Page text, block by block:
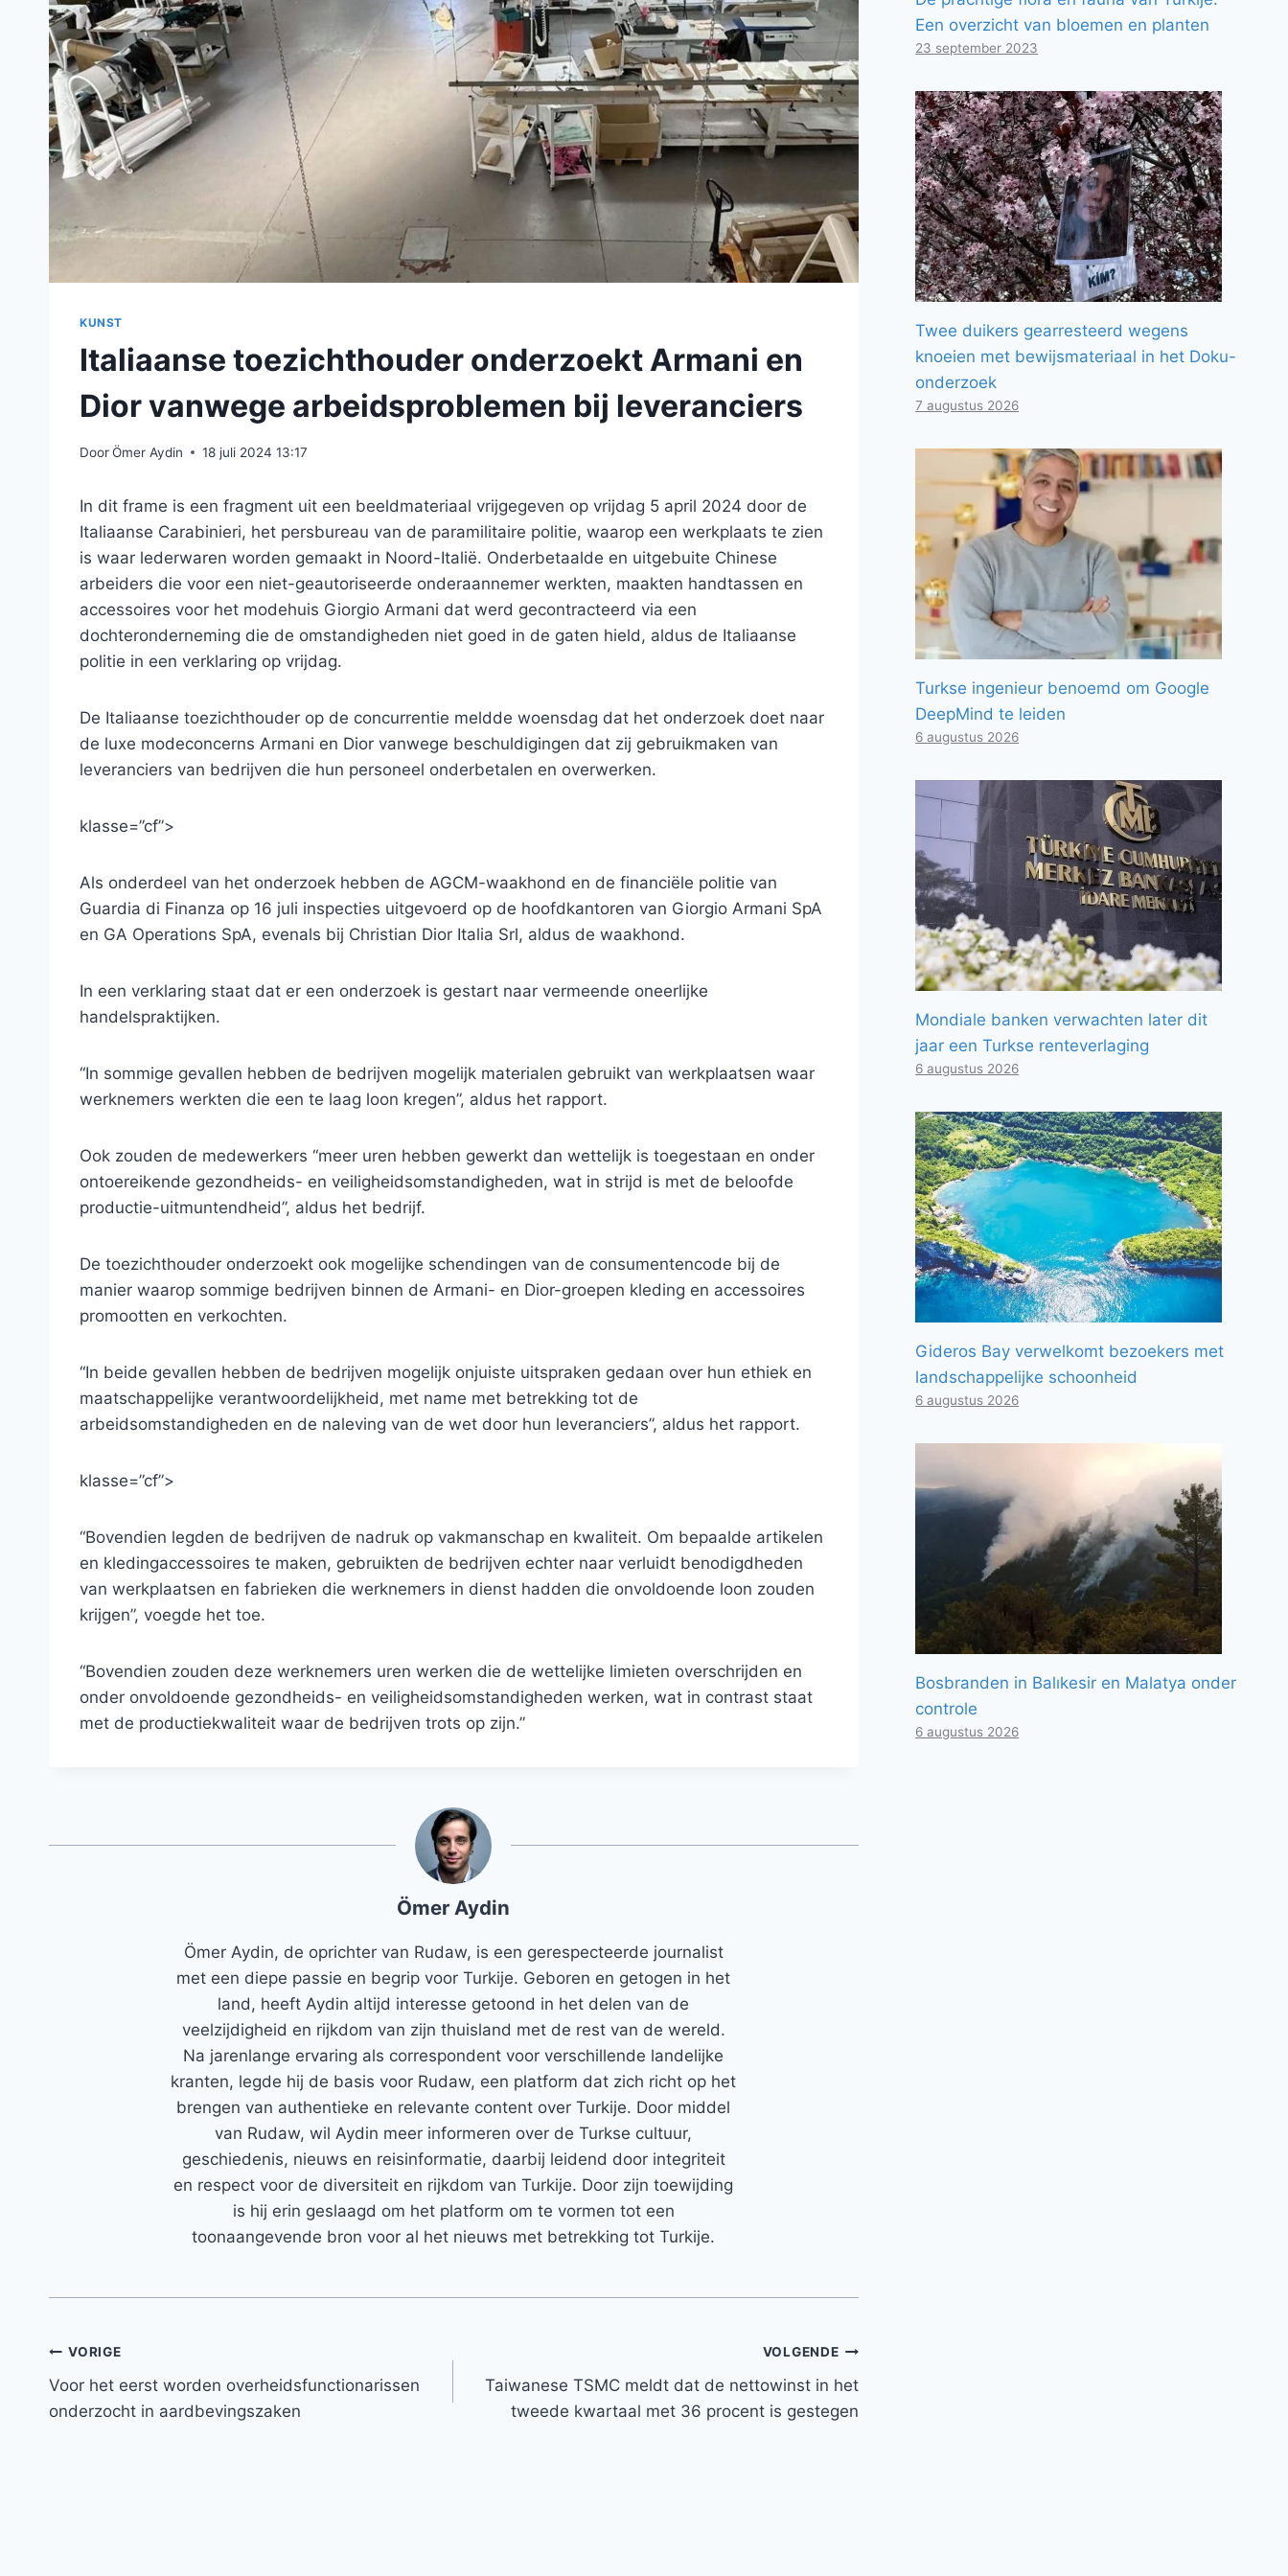
KUNST
Italiaanse toezichthouder onderzoekt Armani en
Dior vanwege arbeidsproblemen bij leveranciers
DoorÖmer Aydin 18 juli 2024 13:17
In dit frame is een fragment uit een beeldmateriaal vrijgegeven op vrijdag 5 april 2024 door de
Italiaanse Carabinieri, het persbureau van de paramilitaire politie, waarop een werkplaats te zien
is waar lederwaren worden gemaakt in Noord-Italië. Onderbetaalde en uitgebuite Chinese
arbeiders die voor een niet-geautoriseerde onderaannemer werkten, maakten handtassen en
accessoires voor het modehuis Giorgio Armani dat werd gecontracteerd via een
dochteronderneming die de omstandigheden niet goed in de gaten hield, aldus de Italiaanse
politie in een verklaring op vrijdag.
De Italiaanse toezichthouder op de concurrentie meldde woensdag dat het onderzoek doet naar
de luxe modeconcerns Armani en Dior vanwege beschuldigingen dat zij gebruikmaken van
leveranciers van bedrijven die hun personeel onderbetalen en overwerken.
klasse=”cf”>
Als onderdeel van het onderzoek hebben de AGCM-waakhond en de financiële politie van
Guardia di Finanza op 16 juli inspecties uitgevoerd op de hoofdkantoren van Giorgio Armani SpA
en GA Operations SpA, evenals bij Christian Dior Italia Srl, aldus de waakhond.
In een verklaring staat dat er een onderzoek is gestart naar vermeende oneerlijke
handelspraktijken.
“In sommige gevallen hebben de bedrijven mogelijk materialen gebruikt van werkplaatsen waar
werknemers werkten die een te laag loon kregen”, aldus het rapport.
Ook zouden de medewerkers “meer uren hebben gewerkt dan wettelijk is toegestaan ​​en onder
ontoereikende gezondheids- en veiligheidsomstandigheden, wat in strijd is met de beloofde
productie-uitmuntendheid”, aldus het bedrijf.
De toezichthouder onderzoekt ook mogelijke schendingen van de consumentencode bij de
manier waarop sommige bedrijven binnen de Armani- en Dior-groepen kleding en accessoires
promootten en verkochten.
“In beide gevallen hebben de bedrijven mogelijk onjuiste uitspraken gedaan over hun ethiek en
maatschappelijke verantwoordelijkheid, met name met betrekking tot de
arbeidsomstandigheden en de naleving van de wet door hun leveranciers”, aldus het rapport.
klasse=”cf”>
“Bovendien legden de bedrijven de nadruk op vakmanschap en kwaliteit. Om bepaalde artikelen
en kledingaccessoires te maken, gebruikten de bedrijven echter naar verluidt benodigdheden
van werkplaatsen en fabrieken die werknemers in dienst hadden die onvoldoende loon zouden
krijgen”, voegde het toe.
“Bovendien zouden deze werknemers uren werken die de wettelijke limieten overschrijden en
onder onvoldoende gezondheids- en veiligheidsomstandigheden werken, wat in contrast staat
met de productiekwaliteit waar de bedrijven trots op zijn.”
Ömer Aydin
Ömer Aydin, de oprichter van Rudaw, is een gerespecteerde journalist
met een diepe passie en begrip voor Turkije. Geboren en getogen in het
land, heeft Aydin altijd interesse getoond in het delen van de
veelzijdigheid en rijkdom van zijn thuisland met de rest van de wereld.
Na jarenlange ervaring als correspondent voor verschillende landelijke
kranten, legde hij de basis voor Rudaw, een platform dat zich richt op het
brengen van authentieke en relevante content over Turkije. Door middel
van Rudaw, wil Aydin meer informeren over de Turkse cultuur,
geschiedenis, nieuws en reisinformatie, daarbij leidend door integriteit
en respect voor de diversiteit en rijkdom van Turkije. Door zijn toewijding
is hij erin geslaagd om het platform om te vormen tot een
toonaangevende bron voor al het nieuws met betrekking tot Turkije.
Bericht
navigatie
VORIGE
Voor het eerst worden overheidsfunctionarissen
onderzocht in aardbevingszaken
VOLGENDE
Taiwanese TSMC meldt dat de nettowinst in het
tweede kwartaal met 36 procent is gestegen
Een overzicht van bloemen en planten
23 september 2023
Twee duikers gearresteerd wegens
knoeien met bewijsmateriaal in het Doku-
onderzoek
7 augustus 2026
Turkse ingenieur benoemd om Google
DeepMind te leiden
6 augustus 2026
Mondiale banken verwachten later dit
jaar een Turkse renteverlaging
6 augustus 2026
Gideros Bay verwelkomt bezoekers met
landschappelijke schoonheid
6 augustus 2026
Bosbranden in Balıkesir en Malatya onder
controle
6 augustus 2026